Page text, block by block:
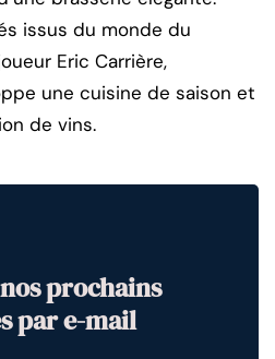
issus du monde du
Eric Carrière,
une cuisine de saison et
de vins.
prochains
par e-mail